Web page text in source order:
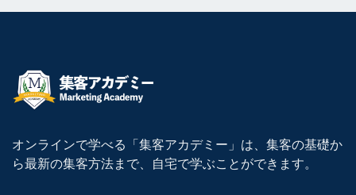
オンラインで学べる「集客アカデミー」は、集客の基礎か
ら最新の集客方法まで、自宅で学ぶことができます。